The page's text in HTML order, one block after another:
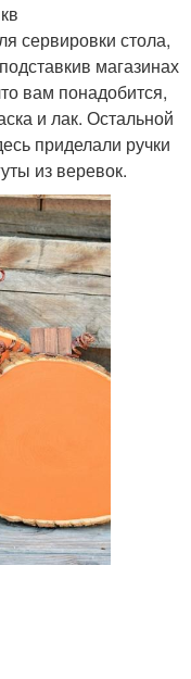
сервировки стола,
магазинах
вам понадобится,
и лак. Остальной
приделали ручки
из веревок.